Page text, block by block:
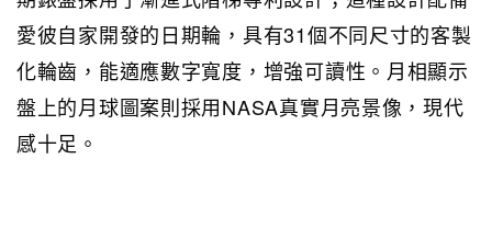
愛彼自家開發的日期輪，具有31個不同尺寸的客製
化輪齒，能適應數字寬度，增強可讀性。月相顯示
盤上的月球圖案則採用NASA真實月亮景像，現代
感十足。